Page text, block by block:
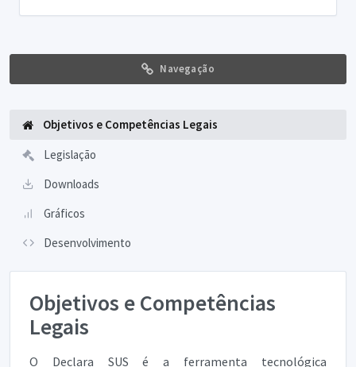
Navegação
Objetivos e Competências Legais
Legislação
Downloads
Gráficos
Desenvolvimento
Objetivos e Competências
Legais
O Declara SUS é a ferramenta tecnológica